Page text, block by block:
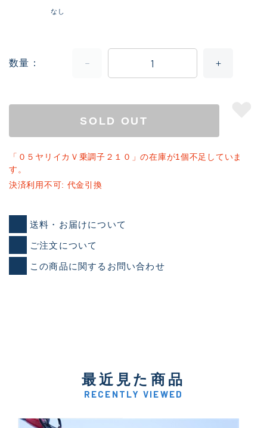
なし
数量
SOLD OUT
「０５ヤリイカＶ乗調子２１０」の在庫が1個不足していま
す。
決済利用不可: 代金引換
送料・お届けについて
ご注文について
この商品に関するお問い合わせ
最近見た商品
RECENTLY VIEWED